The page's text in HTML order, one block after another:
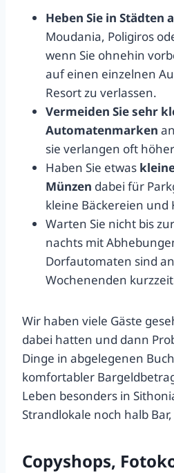
Heben Sie in Städten
Moudania, Poligiros
wenn Sie ohnehin
auf einen einzelnen
Resort zu verlassen.
Vermeiden Sie sehr
Automatenmarken
sie verlangen oft
Haben Sie etwas
Münzen dabei für
kleine Bäckereien und
Warten Sie nicht bis
nachts mit
Dorfautomaten sind
Wochenenden
Wir haben viele Gäste
dabei hatten und dann
Dinge in abgelegenen
komfortabler
Leben besonders in
Strandlokale noch halb
Copyshops,